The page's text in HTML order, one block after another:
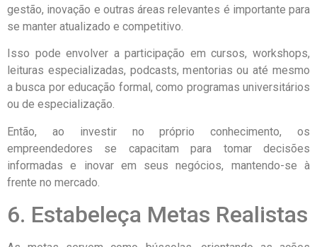
gestão, inovação e outras áreas relevantes é importante para
se manter atualizado e competitivo.
Isso pode envolver a participação em cursos, workshops,
leituras especializadas, podcasts, mentorias ou até mesmo
a busca por educação formal, como programas universitários
ou de especialização.
Então, ao investir no próprio conhecimento, os
empreendedores se capacitam para tomar decisões
informadas e inovar em seus negócios, mantendo-se à
frente no mercado.
6. Estabeleça Metas Realistas